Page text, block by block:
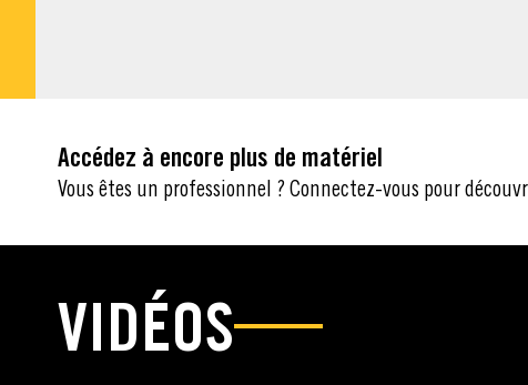
Accédez à encore plus de matériel
Vous êtes un professionnel ? Connectez-vous pour
VIDÉOS